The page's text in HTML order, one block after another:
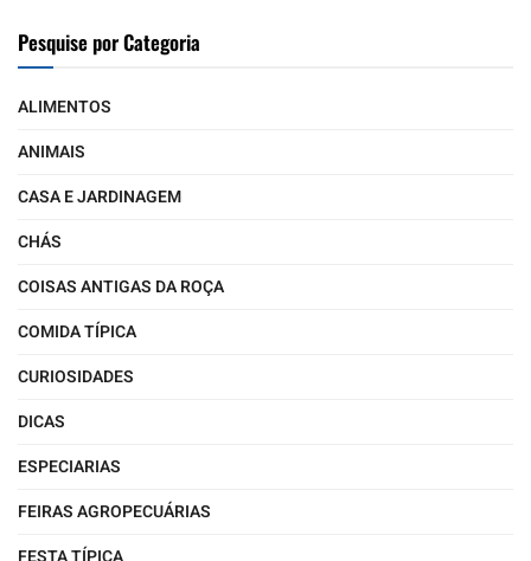
Pesquise por Categoria
ALIMENTOS
ANIMAIS
CASA E JARDINAGEM
CHÁS
COISAS ANTIGAS DA ROÇA
COMIDA TÍPICA
CURIOSIDADES
DICAS
ESPECIARIAS
FEIRAS AGROPECUÁRIAS